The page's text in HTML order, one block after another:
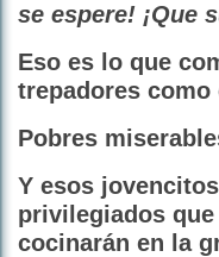
se espere! ¡Que
Eso es lo que
trepadores como
Pobres
Y esos
privilegiados
cocinarán en la